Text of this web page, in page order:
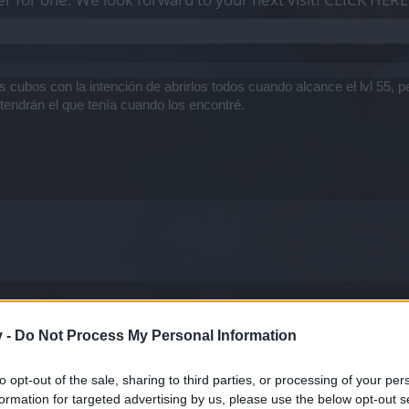
- Do Not Process My Personal Information
opt-out of the sale, sharing to third parties, or processing of your
for targeted advertising by us, please use the below opt-out
cubos con la intención de abrirlos todos cuando alcance el lvl 55,
el que tenía cuando los encontré.
en el que se encuentre tu personaje al momento de abrirlos.
SOPORTE-INFORMACION DSO-NOTAS DE PARCHE-